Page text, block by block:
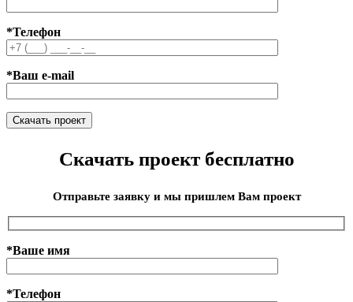
*Телефон
*Ваш e-mail
Скачать проект бесплатно
Отправьте заявку и мы пришлем Вам проект
*Ваше имя
*Телефон